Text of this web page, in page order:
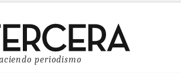
periodismo